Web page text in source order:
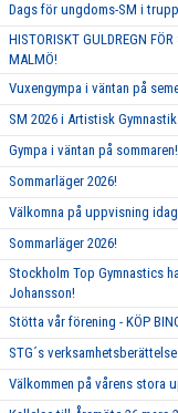
Dags för ungdoms-SM i
HISTORISKT GULDREGN
MALMÖ!
Vuxengympa i väntan på
SM 2026 i Artistisk Gymnastik
Gympa i väntan på sommaren!
Sommarläger 2026!
Välkomna på uppvisning
Sommarläger 2026!
Stockholm Top Gymnastics
Johansson!
Stötta vår förening - KÖP
STG´s
Välkommen på vårens stora